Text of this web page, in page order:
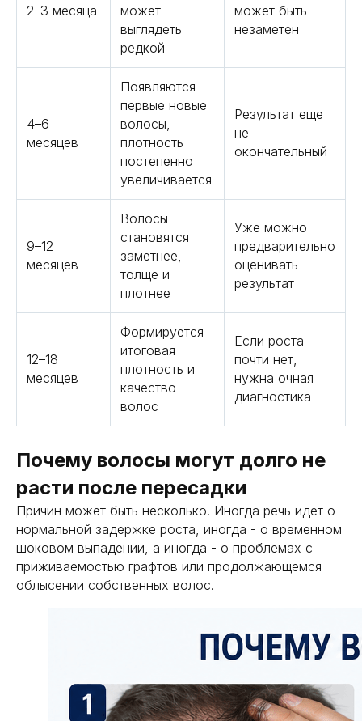
2–3 месяца
может
выглядеть
редкой
может быть
незаметен
4–6
месяцев
Появляются
первые новые
волосы,
плотность
постепенно
увеличивается
Результат еще
не
окончательный
9–12
месяцев
Волосы
становятся
заметнее,
толще и
плотнее
Уже можно
предварительно
оценивать
результат
12–18
месяцев
Формируется
итоговая
плотность и
качество
волос
Если роста
почти нет,
нужна очная
диагностика
Почему волосы могут долго не
расти после пересадки
Причин может быть несколько. Иногда речь идет о
нормальной задержке роста, иногда - о временном
шоковом выпадении, а иногда - о проблемах с
приживаемостью графтов или продолжающемся
облысении собственных волос.